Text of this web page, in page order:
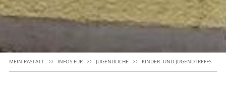
MEIN RASTATT INFOS FÜR JUGENDLICHE KINDER- UND JUGENDTREFFS